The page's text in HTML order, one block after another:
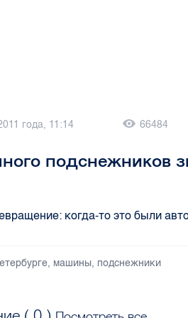
года, 11:14 66484
подснежников
когда-то это были
, машины, подснежники